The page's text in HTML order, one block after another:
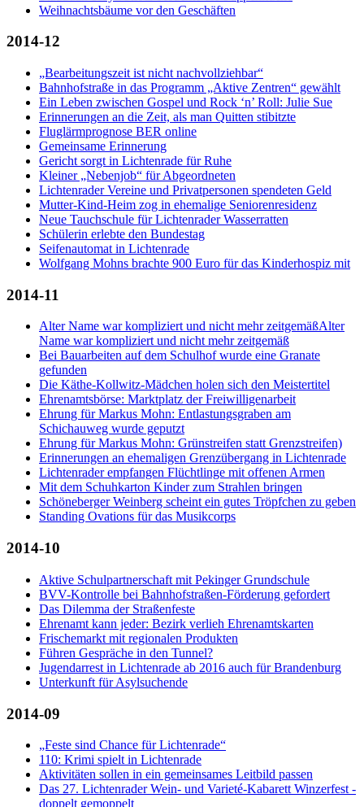
Weihnachtsbäume vor den Geschäften
2014-12
„Bearbeitungszeit ist nicht nachvollziehbar“
Bahnhofstraße in das Programm „Aktive Zentren“ gewählt
Ein Leben zwischen Gospel und Rock ‘n’ Roll: Julie Sue
Erinnerungen an die Zeit, als man Quitten stibitzte
Fluglärmprognose BER online
Gemeinsame Erinnerung
Gericht sorgt in Lichtenrade für Ruhe
Kleiner „Nebenjob“ für Abgeordneten
Lichtenrader Vereine und Privatpersonen spendeten Geld
Mutter-Kind-Heim zog in ehemalige Seniorenresidenz
Neue Tauchschule für Lichtenrader Wasserratten
Schülerin erlebte den Bundestag
Seifenautomat in Lichtenrade
Wolfgang Mohns brachte 900 Euro für das Kinderhospiz mit
2014-11
Alter Name war kompliziert und nicht mehr zeitgemäßAlter
Name war kompliziert und nicht mehr zeitgemäß
Bei Bauarbeiten auf dem Schulhof wurde eine Granate
gefunden
Die Käthe-Kollwitz-Mädchen holen sich den Meistertitel
Ehrenamtsbörse: Marktplatz der Freiwilligenarbeit
Ehrung für Markus Mohn: Entlastungsgraben am
Schichauweg wurde geputzt
Ehrung für Markus Mohn: Grünstreifen statt Grenzstreifen)
Erinnerungen an ehemaligen Grenzübergang in Lichtenrade
Lichtenrader empfangen Flüchtlinge mit offenen Armen
Mit dem Schuhkarton Kinder zum Strahlen bringen
Schöneberger Weinberg scheint ein gutes Tröpfchen zu geben
Standing Ovations für das Musikcorps
2014-10
Aktive Schulpartnerschaft mit Pekinger Grundschule
BVV-Kontrolle bei Bahnhofstraßen-Förderung gefordert
Das Dilemma der Straßenfeste
Ehrenamt kann jeder: Bezirk verlieh Ehrenamtskarten
Frischemarkt mit regionalen Produkten
Führen Gespräche in den Tunnel?
Jugendarrest in Lichtenrade ab 2016 auch für Brandenburg
Unterkunft für Asylsuchende
2014-09
„Feste sind Chance für Lichtenrade“
110: Krimi spielt in Lichtenrade
Aktivitäten sollen in ein gemeinsames Leitbild passen
Das 27. Lichtenrader Wein- und Varieté-Kabarett Winzerfest -
doppelt gemoppelt